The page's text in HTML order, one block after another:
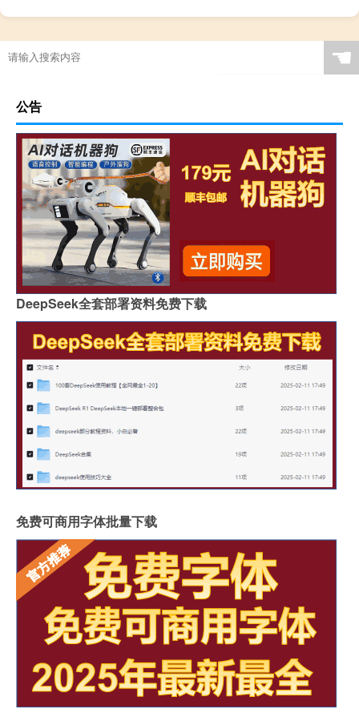
火影忍者长门鼬vs鸣人（火影忍者长门vs鸣人）
☚
公告
DeepSeek全套部署资料免费下载
免费可商用字体批量下载